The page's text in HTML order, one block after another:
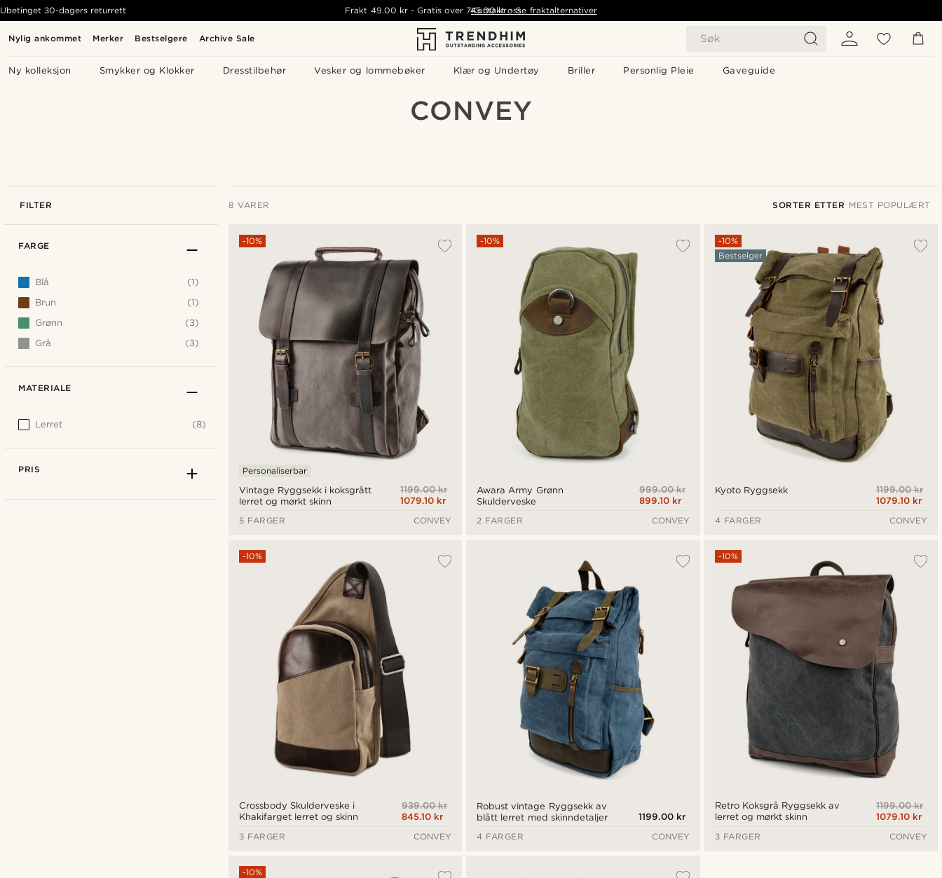
Nylig ankommet Merker Bestselgere Archive Sale Søk
Ny kolleksjon Smykker og Klokker Dresstilbehør Vesker og lommebøker Klær og Undertøy Briller Personlig Pleie Gaveguide
Ubetinget 30-dagers returrett Frakt 49.00 kr- Gratis over 745.00 kr - Se fraktalternativer
Kontakt oss
CONVEY
FILTER 8 VARER SORTER ETTER MEST POPULÆRT
Nyest
Laveste pris
Høyeste pris
Vintage Ryggsekk i koksgrått
lerret og mørkt skinn
-10%
Personaliserbar
1199.00 kr
1079.10 kr
5 FARGER
CONVEY
Awara Army Grønn
Skulderveske
-10%
999.00 kr
899.10 kr
2 FARGER
CONVEY
Kyoto Ryggsekk
-10%
Bestselger
1199.00 kr
1079.10 kr
4 FARGER
CONVEY
Crossbody Skulderveske i
Khakifarget lerret og skinn
-10%
939.00 kr
845.10 kr
3 FARGER
CONVEY
Robust vintage Ryggsekk av
blått lerret med skinndetaljer
1199.00 kr
4 FARGER
CONVEY
Retro Koksgrå Ryggsekk av
lerret og mørkt skinn
-10%
1199.00 kr
1079.10 kr
3 FARGER
CONVEY
-10%
FARGE
Blå
(1)
Brun
(1)
Grønn
(3)
Grå
(3)
MATERIALE
Lerret (8)
PRIS